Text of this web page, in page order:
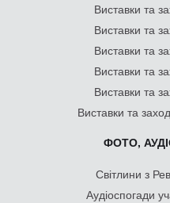
Виставки та
Виставки та
Виставки та
Виставки та
Виставки та
Виставки та
ФОТО,
Світлини з
Аудіоспогади